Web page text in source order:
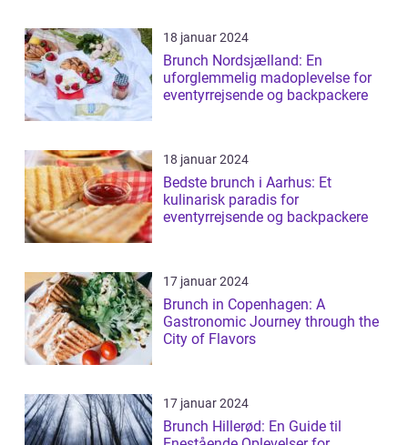
18 januar 2024
Brunch Nordsjælland: En
uforglemmelig madoplevelse for
eventyrrejsende og backpackere
18 januar 2024
Bedste brunch i Aarhus: Et
kulinarisk paradis for
eventyrrejsende og backpackere
17 januar 2024
Brunch in Copenhagen: A
Gastronomic Journey through the
City of Flavors
17 januar 2024
Brunch Hillerød: En Guide til